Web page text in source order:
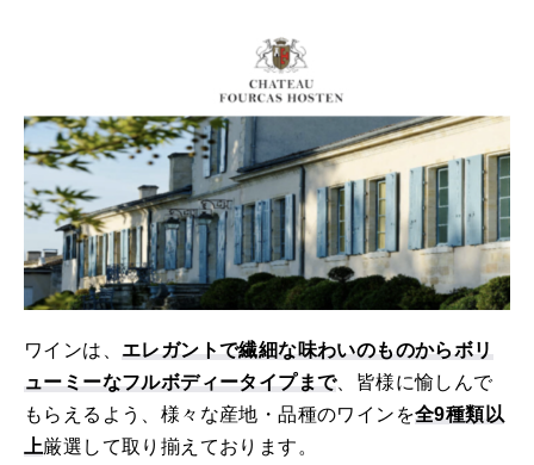
ワインは、 エレガントで繊細な味わいのものからボリ
ューミーなフルボディータイプまで、皆様に愉しんで
もらえるよう、様々な産地・品種のワインを全9種類以
上厳選して取り揃えております。